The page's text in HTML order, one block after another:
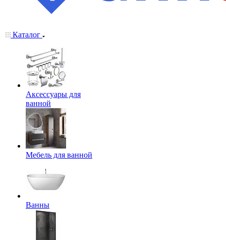
Каталог
Аксессуары для
ванной
Мебель для ванной
Ванны